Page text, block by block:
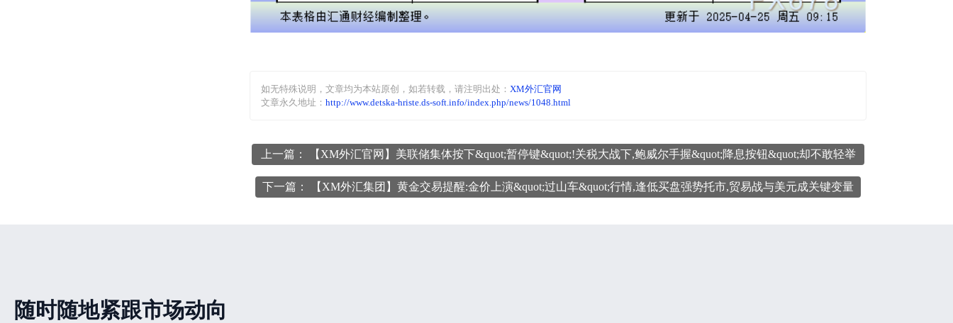
如无特殊说明，文章均为本站原创 ，如若转载，请注明出处： XM外汇官网
文章永久地址： http://www.detska-hriste.ds-soft.info/index.php/news/1048.html
上一篇： 【XM外汇官网】美联储集体按下&quot;暂停键&quot;!关税大战下,鲍威尔手握&quot;降息按钮&quot;却不敢轻举
妄动?
下一篇： 【XM外汇集团】黄金交易提醒:金价上演&quot;过山车&quot;行情,逢低买盘强势托市,贸易战与美元成关键变量
随时随地紧跟市场动向